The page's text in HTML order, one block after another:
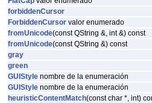
forbiddenCursor
ForbiddenCursor valor enumerado
fromUnicode(const QString &, int &) const
fromUnicode(const QString &) const
gray
green
GUIStyle nombre de la enumeración
GUIStyle nombre de la enumeración
heuristicContentMatch(const char *, int)